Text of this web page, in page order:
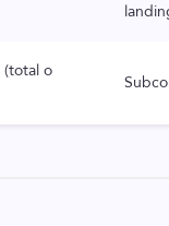
(total o